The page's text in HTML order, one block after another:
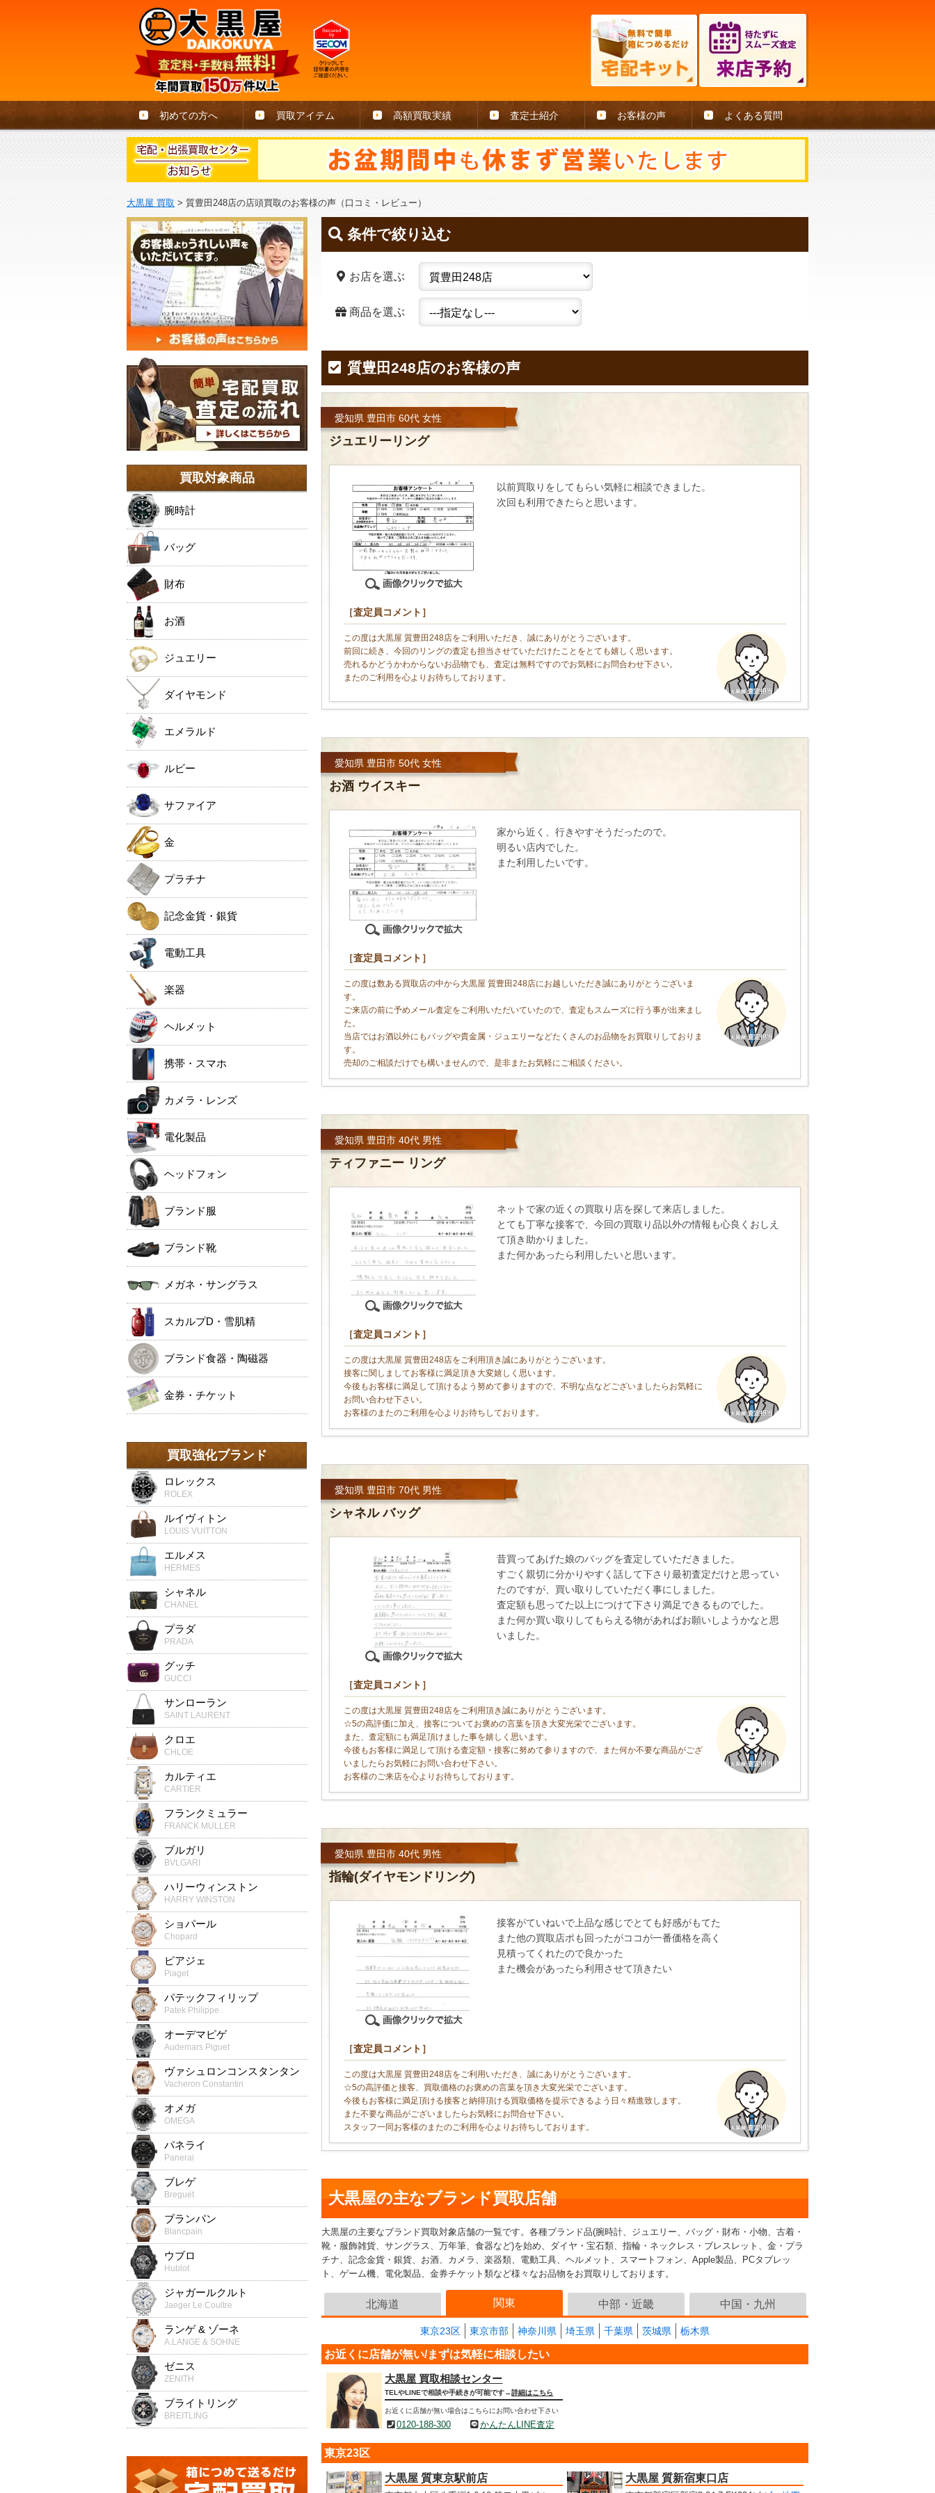
初めての方へ 買取アイテム 高額買取実績 査定士紹介 お客様の声 よくある質問
大黒屋 買取 > 質豊田248店の店頭買取のお客様の声（口コミ・レビュー）
条件で絞り込む
お店を選ぶ
商品を選ぶ
質豊田248店のお客様の声
愛知県 豊田市 60代 女性
ジュエリーリング
以前買取りをしてもらい気軽に相談できました。
次回も利用できたらと思います。
［査定員コメント］
この度は大黒屋 質豊田248店をご利用いただき、誠にありがとうございます。
前回に続き、今回のリングの査定も担当させていただけたことをとても嬉しく思います。
売れるかどうかわからないお品物でも、査定は無料ですのでお気軽にお問合わせ下さい。
またのご利用を心よりお待ちしております。
愛知県 豊田市 50代 女性
お酒 ウイスキー
家から近く、行きやすそうだったので。
明るい店内でした。
また利用したいです。
［査定員コメント］
この度は数ある買取店の中から大黒屋 質豊田248店にお越しいただき誠にありがとうございま
す。
ご来店の前に予めメール査定をご利用いただいていたので、査定もスムーズに行う事が出来まし
た。
当店ではお酒以外にもバッグや貴金属・ジュエリーなどたくさんのお品物をお買取りしておりま
す。
売却のご相談だけでも構いませんので、是非またお気軽にご相談ください。
愛知県 豊田市 40代 男性
ティファニー リング
ネットで家の近くの買取り店を探して来店しました。
とても丁寧な接客で、今回の買取り品以外の情報も心良くおしえ
て頂き助かりました。
また何かあったら利用したいと思います。
［査定員コメント］
この度は大黒屋 質豊田248店をご利用頂き誠にありがとうございます。
接客に関しましてお客様に満足頂き大変嬉しく思います。
今後もお客様に満足して頂けるよう努めて参りますので、不明な点などございましたらお気軽に
お問い合わせ下さい。
お客様のまたのご利用を心よりお待ちしております。
愛知県 豊田市 70代 男性
シャネル バッグ
昔買ってあげた娘のバッグを査定していただきました。
すごく親切に分かりやすく話して下さり最初査定だけと思ってい
たのですが、買い取りしていただく事にしました。
査定額も思ってた以上につけて下さり満足できるものでした。
また何か買い取りしてもらえる物があればお願いしようかなと思
いました。
［査定員コメント］
この度は大黒屋 質豊田248店をご利用頂き誠にありがとうございます。
☆5の高評価に加え、接客についてお褒めの言葉を頂き大変光栄でございます。
また、査定額にも満足頂けました事を嬉しく思います。
今後もお客様に満足して頂ける査定額・接客に努めて参りますので、また何か不要な商品がござ
いましたらお気軽にお問い合わせ下さい。
お客様のご来店を心よりお待ちしております。
愛知県 豊田市 40代 男性
指輪(ダイヤモンドリング)
接客がていねいで上品な感じでとても好感がもてた
また他の買取店ポも回ったがココが一番価格を高く
見積ってくれたので良かった
また機会があったら利用させて頂きたい
［査定員コメント］
この度は大黒屋 質豊田248店をご利用いただき、誠にありがとうございます。
☆5の高評価と接客、買取価格のお褒めの言葉を頂き大変光栄でございます。
今後もお客様に満足頂ける接客と納得頂ける買取価格を提示できるよう日々精進致します。
また不要な商品がございましたらお気軽にお問合せ下さい。
スタッフ一同お客様のまたのご利用を心よりお待ちしております。
大黒屋の主なブランド買取店舗
大黒屋の主要なブランド買取対象店舗の一覧です。各種ブランド品(腕時計、ジュエリー、バッグ・財布・小物、古着・
靴・服飾雑貨、サングラス、万年筆、食器など)を始め、ダイヤ・宝石類、指輪・ネックレス・ブレスレット、金・プラ
チナ、記念金貨・銀貨、お酒、カメラ、楽器類、電動工具、ヘルメット、スマートフォン、Apple製品、PCタブレッ
ト、ゲーム機、電化製品、金券チケット類など様々なお品物をお買取りしております。
北海道 関東 中部・近畿 中国・九州
東京23区 東京市部 神奈川県 埼玉県 千葉県 茨城県 栃木県
お近くに店舗が無い/まずは気軽に相談したい
大黒屋 買取相談センター
TELやLINEで相談や手続きが可能です→詳細はこちら
お近くに店舗が無い場合はこちらにお問い合わせ下さい
0120-188-300 かんたんLINE査定
東京23区
大黒屋 質東京駅前店 大黒屋 質新宿東口店
買取対象商品
腕時計
バッグ
財布
お酒
ジュエリー
ダイヤモンド
エメラルド
ルビー
サファイア
金
プラチナ
記念金貨・銀貨
電動工具
楽器
ヘルメット
携帯・スマホ
カメラ・レンズ
電化製品
ヘッドフォン
ブランド服
ブランド靴
メガネ・サングラス
スカルプD・雪肌精
ブランド食器・陶磁器
金券・チケット
買取強化ブランド
ロレックス
ROLEX
ルイヴィトン
LOUIS VUITTON
エルメス
HERMES
シャネル
CHANEL
プラダ
PRADA
グッチ
GUCCI
サンローラン
SAINT LAURENT
クロエ
CHLOE
カルティエ
CARTIER
フランクミュラー
FRANCK MULLER
ブルガリ
BVLGARI
ハリーウィンストン
HARRY WINSTON
ショパール
Chopard
ピアジェ
Piaget
パテックフィリップ
Patek Philippe
オーデマピゲ
Audemars Piguet
ヴァシュロンコンスタンタン
Vacheron Constantin
オメガ
OMEGA
パネライ
Panerai
ブレゲ
Breguet
ブランパン
Blancpain
ウブロ
Hublot
ジャガールクルト
Jaeger Le Coultre
ランゲ & ゾーネ
A.LANGE & SOHNE
ゼニス
ZENITH
ブライトリング
BREITLING